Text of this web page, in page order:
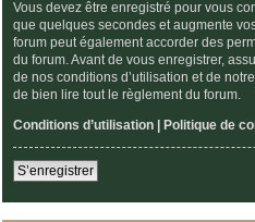
Vous devez être enregistré pour vous
que quelques secondes et augmente
forum peut également accorder des
du forum. Avant de vous enregistrer,
de nos conditions d’utilisation et de
de bien lire tout le règlement du forum.
Conditions d’utilisation
Politique de
S’enregistrer